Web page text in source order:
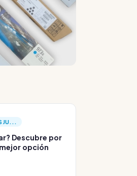
JU...
Descubre por
opción